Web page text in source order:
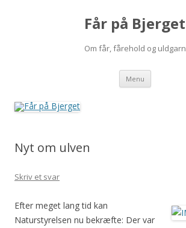
Får på Bjerget
Om får, fårehold og uldgarn
Menu Hop
indhold
Nyt om ulven
Skriv et svar
Efter meget lang tid kan
Naturstyrelsen nu bekræfte: Der var